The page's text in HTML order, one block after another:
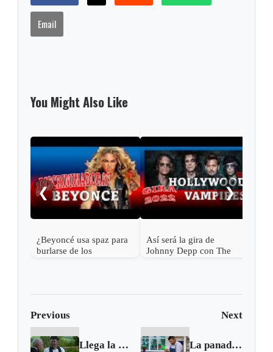
Email
You Might Also Like
❮
¿Beyoncé usa spaz para
burlarse de los
Así será la gira de
Johnny Depp con The
❯
Previous Next
Llega la quinta temporada de “Padre Brown” por Film & Arts La panadería de Juan Manuel Herrera vuelve a El Gourmet